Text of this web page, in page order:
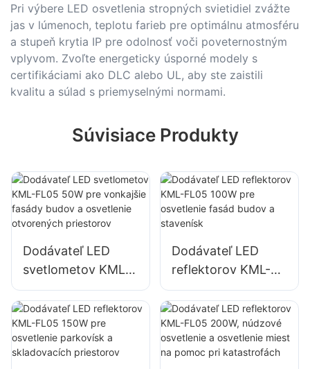
Pri výbere LED osvetlenia stropných svietidiel zvážte
jas v lúmenoch, teplotu farieb pre optimálnu atmosféru
a stupeň krytia IP pre odolnosť voči poveternostným
vplyvom. Zvoľte energeticky úsporné modely s
certifikáciami ako DLC alebo UL, aby ste zaistili
kvalitu a súlad s priemyselnými normami.
Súvisiace Produkty
Dodávateľ LED
svetlometov KML-
FL05 50W pre
vonkajšie fasády
budov a osvetlenie
otvorených
Dodávateľ LED
reflektorov KML-
FL05 100W pre
osvetlenie fasád
budov a stavenísk